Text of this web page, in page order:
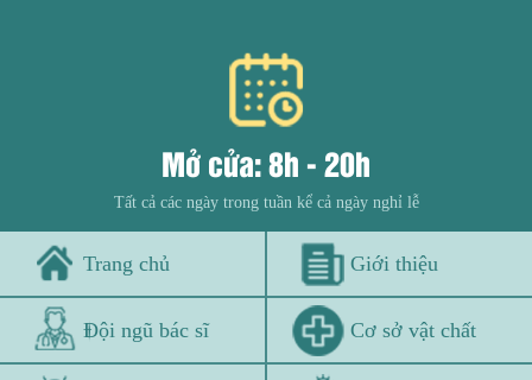
Mở cửa: 8h - 20h
Tất cả các ngày trong tuần kể cả ngày nghỉ lễ
Trang chủ Giới thiệu
Đội ngũ bác sĩ Cơ sở vật chất